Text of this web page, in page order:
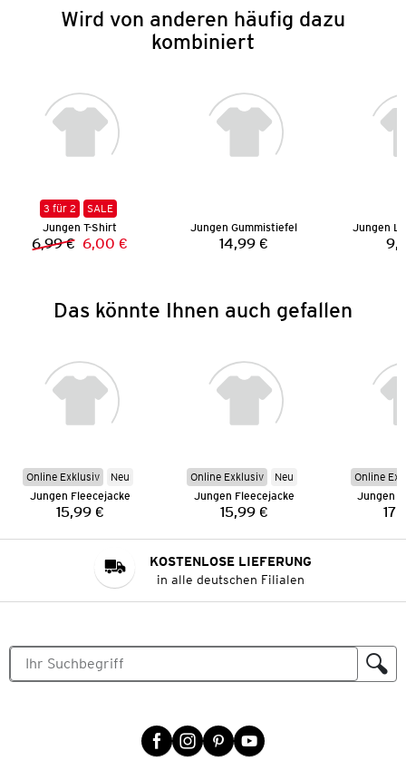
Wird von anderen häufig dazu
kombiniert
3 für 2
SALE
Jungen T-Shirt
Vorheriger Preis:
6,99 € Neuer Preis:
6,00 €
Jungen Gummistiefel
Preis:
14,99 €
Jungen
Das könnte Ihnen auch gefallen
Online Exklusiv
Neu
Jungen Fleecejacke
Preis:
15,99 €
Online Exklusiv
Neu
Jungen Fleecejacke
Preis:
15,99 €
Online
Jungen
KOSTENLOSE LIEFERUNG
in alle deutschen Filialen